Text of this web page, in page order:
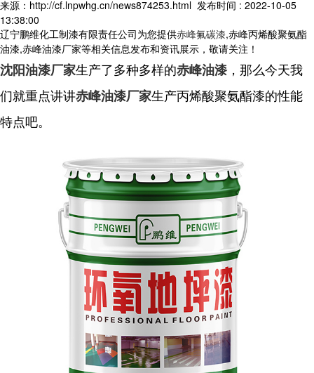
来源：http://cf.lnpwhg.cn/news874253.html 发布时间 : 2022-10-05
13:38:00
辽宁鹏维化工制漆有限责任公司为您提供赤峰氟碳漆,赤峰丙烯酸聚氨酯
油漆,赤峰油漆厂家等相关信息发布和资讯展示，敬请关注！
沈阳油漆厂家生产了多种多样的赤峰油漆 ，那么今天我
们就重点讲讲赤峰油漆厂家生产丙烯酸聚氨酯漆的性能
特点吧。